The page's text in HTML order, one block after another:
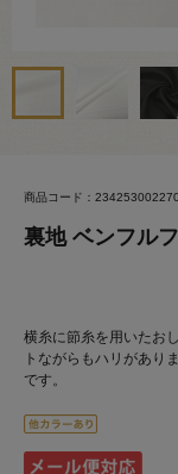
商品コード：
裏地 ベンフル
横糸に節糸を用いたお
トながらもハリがあり
です。